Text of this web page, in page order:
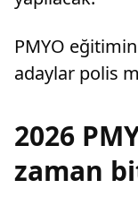
PMYO
adaylar polis
2026
zaman